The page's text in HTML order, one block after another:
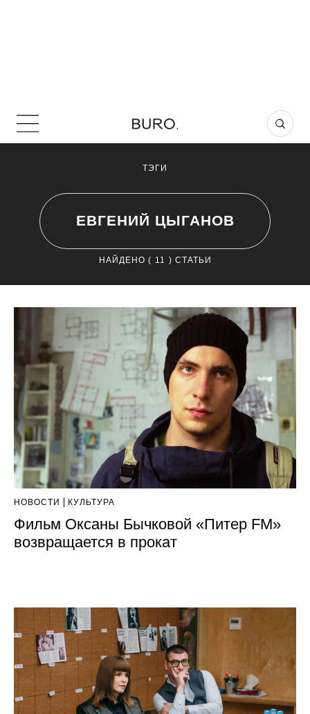
ТЭГИ
ЕВГЕНИЙ ЦЫГАНОВ
НАЙДЕНО ( 11 ) СТАТЬИ
НОВОСТИ КУЛЬТУРА
Фильм Оксаны Бычковой «Питер FM»
возвращается в прокат